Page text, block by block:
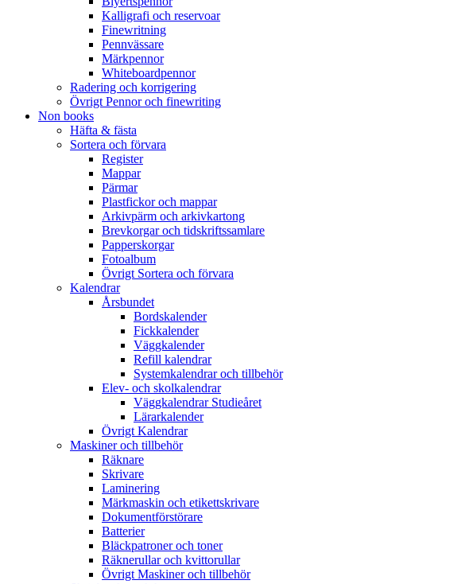
Kalligrafi och reservoar
Finewritning
Pennvässare
Märkpennor
Whiteboardpennor
Radering och korrigering
Övrigt Pennor och finewriting
Non books
Häfta & fästa
Sortera och förvara
Register
Mappar
Pärmar
Plastfickor och mappar
Arkivpärm och arkivkartong
Brevkorgar och tidskriftssamlare
Papperskorgar
Fotoalbum
Övrigt Sortera och förvara
Kalendrar
Årsbundet
Bordskalender
Fickkalender
Väggkalender
Refill kalendrar
Systemkalendrar och tillbehör
Elev- och skolkalendrar
Väggkalendrar Studieåret
Lärarkalender
Övrigt Kalendrar
Maskiner och tillbehör
Räknare
Skrivare
Laminering
Märkmaskin och etikettskrivare
Dokumentförstörare
Batterier
Bläckpatroner och toner
Räknerullar och kvittorullar
Övrigt Maskiner och tillbehör